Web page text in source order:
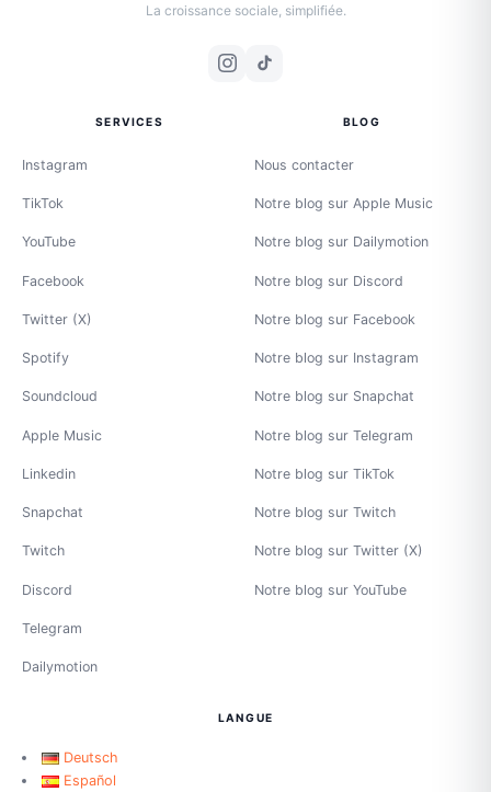
La croissance sociale, simplifiée.
SERVICES
Instagram
TikTok
YouTube
Facebook
Twitter (X)
Spotify
Soundcloud
Apple Music
Linkedin
Snapchat
Twitch
Discord
Telegram
Dailymotion
BLOG
Nous contacter
Notre blog sur Apple Music
Notre blog sur Dailymotion
Notre blog sur Discord
Notre blog sur Facebook
Notre blog sur Instagram
Notre blog sur Snapchat
Notre blog sur Telegram
Notre blog sur TikTok
Notre blog sur Twitch
Notre blog sur Twitter (X)
Notre blog sur YouTube
LANGUE
Deutsch
Español